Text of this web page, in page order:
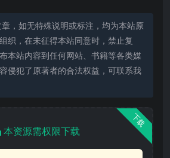
，如无特殊说明或标注，均为本站原
织，在未征得本站同意时，禁止复
本站内容到任何网站、书籍等各类媒
侵犯了原著者的合法权益，可联系我
下载
本资源需权限下载